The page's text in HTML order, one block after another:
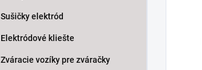
Sušičky elektród
Elektródové kliešte
Zváracie vozíky pre zváračky